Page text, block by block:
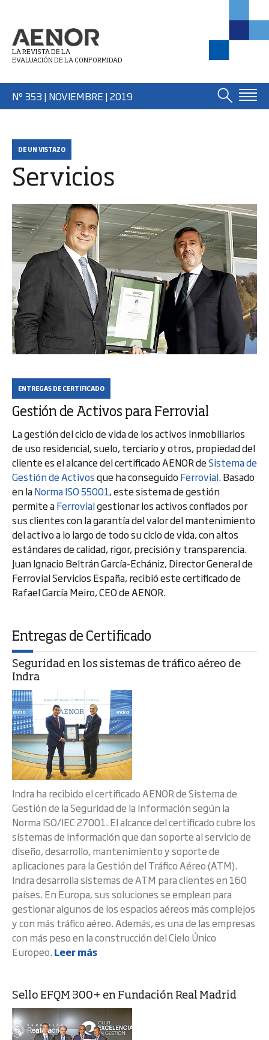
LA REVISTA DE LA
EVALUACIÓN DE LA CONFORMIDAD
Nº 353 | NOVIEMBRE | 2019
DE UN VISTAZO
Servicios
ENTREGAS DE CERTIFICADO
Gestión de Activos para Ferrovial
La gestión del ciclo de vida de los activos inmobiliarios
de uso residencial, suelo, terciario y otros, propiedad del
cliente es el alcance del certificado AENOR deSistema de
Gestión de Activosque ha conseguidoFerrovial. Basado
en laNorma ISO 55001, este sistema de gestión
permite aFerrovialgestionar los activos confiados por
sus clientes con la garantía del valor del mantenimiento
del activo a lo largo de todo su ciclo de vida, con altos
estándares de calidad, rigor, precisión y transparencia.
Juan Ignacio Beltrán García-Echániz, Director General de
Ferrovial Servicios España, recibió este certificado de
Rafael García Meiro, CEO de AENOR.
Entregas de Certificado
Seguridad en los sistemas de tráfico aéreo de
Indra
Indra ha recibido el certificado AENOR de Sistema de
Gestión de la Seguridad de la Información según la
Norma ISO/IEC 27001. El alcance del certificado cubre los
sistemas de información que dan soporte al servicio de
diseño, desarrollo, mantenimiento y soporte de
aplicaciones para la Gestión del Tráfico Aéreo (ATM).
Indra desarrolla sistemas de ATM para clientes en 160
países. En Europa, sus soluciones se emplean para
gestionar algunos de los espacios aéreos más complejos
y con más tráfico aéreo. Además, es una de las empresas
con más peso en la construcción del Cielo Único
Europeo. Leer más
Sello EFQM 300+ en Fundación Real Madrid